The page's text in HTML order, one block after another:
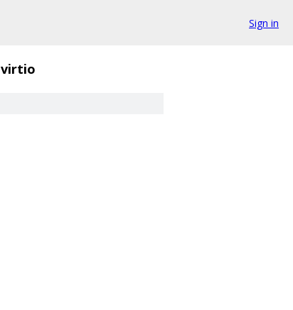
Sign in
virtio